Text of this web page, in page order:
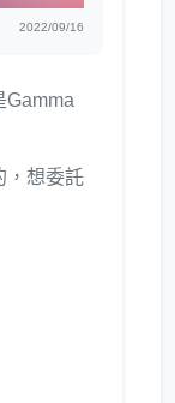
2022/09/16
Gamma
，想委託